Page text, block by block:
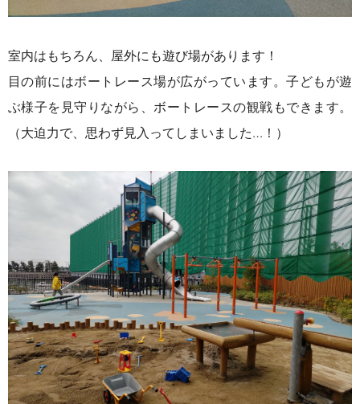
室内はもちろん、屋外にも遊び場があります！
目の前にはボートレース場が広がっています。子どもが遊
ぶ様子を見守りながら、ボートレースの観戦もできます。
（大迫力で、思わず見入ってしまいました…！）